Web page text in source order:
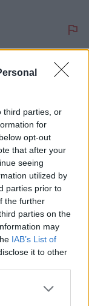
third parties, or
for
opt-out
that after your
seeing
utilized by
parties prior to
the further
parties on the
may
IAB’s List of
it to other
tettek